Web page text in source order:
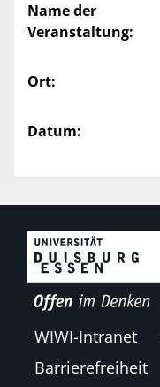
Name der
Veranstaltung:
Ort:
Datum:
WIWI-Intranet
Barrierefreiheit